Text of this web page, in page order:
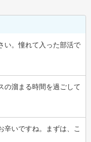
い。憧れて入った部活で
の溜まる時間を過ごして
辛いですね。まずは、こ